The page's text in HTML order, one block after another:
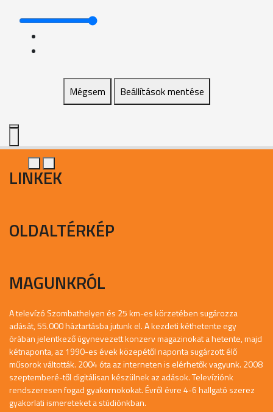
Mégsem Beállítások mentése
LINKEK
OLDALTÉRKÉP
MAGUNKRÓL
A televízó Szombathelyen és 25 km-es körzetében sugározza
adását, 55.000 háztartásba jutunk el. A kezdeti kéthetente egy
órában jelentkező úgynevezett konzerv magazinokat a hetente, majd
kétnaponta, az 1990-es évek közepétől naponta sugárzott élő
műsorok váltották. 2004 óta az interneten is elérhetők vagyunk. 2008
szeptemberé-től digitálisan készülnek az adások. Televíziónk
rendszeresen fogad gyakornokokat. Évről évre 4-6 hallgató szerez
gyakorlati ismereteket a stúdiónkban.